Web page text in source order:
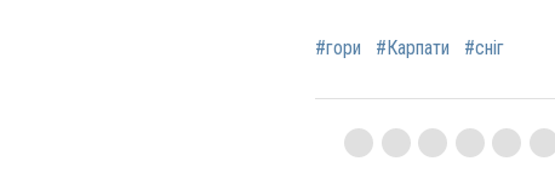
#гори #Карпати #сніг